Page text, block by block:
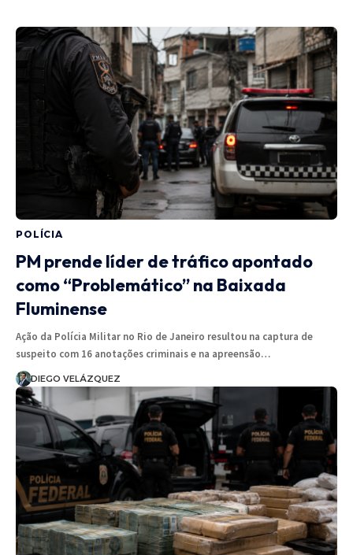
POLÍCIA
PM prende líder de tráfico apontado
como “Problemático” na Baixada
Fluminense
Ação da Polícia Militar no Rio de Janeiro resultou na captura de
suspeito com 16 anotações criminais e na apreensão…
DIEGO VELÁZQUEZ